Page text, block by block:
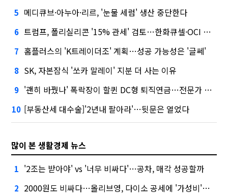
5 메디큐브·아누아·리르, '눈물 세럼' 생산 중단한다
6 트럼프, 폴리실리콘 '15% 관세' 검토…한화큐셀·OCI 영향은?
7 홈플러스의 'K트레이더조' 계획…성공 가능성은 '글쎄'
8 SK, 자본잠식 '쏘카 말레이' 지분 더 사는 이유
9 '괜히 바꿨나' 폭락장이 할퀸 DC형 퇴직연금…전문가 조언은
10 [부동산세 대수술]'2년내 팔아라'…뒷문은 열었다
많이 본 생활경제 뉴스
1 '2조는 받아야' vs '너무 비싸다'…공차, 매각 성공할까
2 2000원도 비싸다…올리브영, 다이소 공세에 '가성비'로 맞불